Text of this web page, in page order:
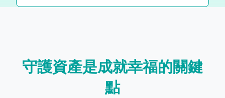
守護資產是成就幸福的關鍵
點